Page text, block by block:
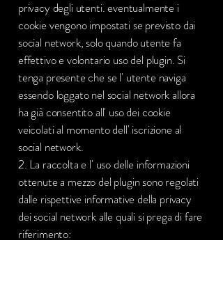
privacy degli utenti. eventualmente i
cookie vengono impostati se previsto dai
social network, solo quando utente fa
effettivo e volontario uso del plugin. Si
tenga presente che se l' utente naviga
essendo loggato nel social network allora
ha già consentito all' uso dei cookie
veicolati al momento dell' iscrizione al
social network.
2. La raccolta e l' uso delle informazioni
ottenute a mezzo del plugin sono regolati
dalle rispettive informative della privacy
dei social network alle quali si prega di fare
riferimento: